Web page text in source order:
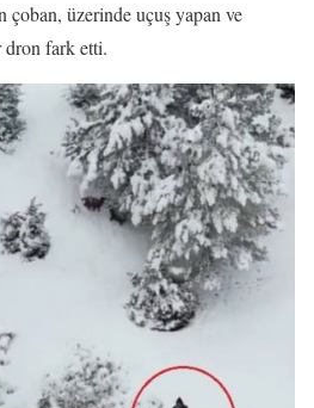
üzerinde uçuş yapan ve
dron fark etti.